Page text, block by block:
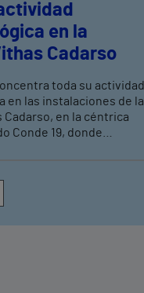
en la
Cadarso
toda su actividad
en las instalaciones de la
Cadarso, en la céntrica
Conde 19, donde
las carteras de servicio
ya no sólo del sur de